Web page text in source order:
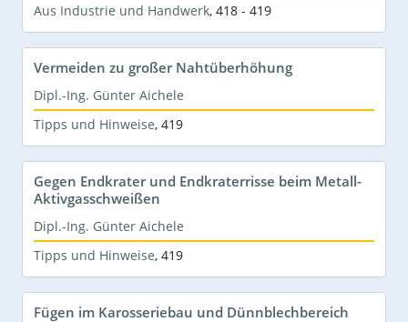
Aus Industrie und Handwerk, 418 - 419
Vermeiden zu großer Nahtüberhöhung
Dipl.-Ing. Günter Aichele
Tipps und Hinweise, 419
Gegen Endkrater und Endkraterrisse beim Metall-
Aktivgasschweißen
Dipl.-Ing. Günter Aichele
Tipps und Hinweise, 419
Fügen im Karosseriebau und Dünnblechbereich